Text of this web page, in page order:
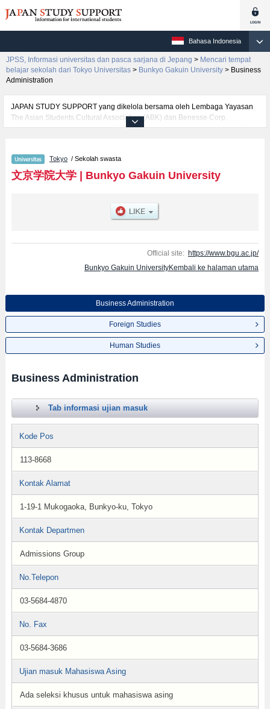
Bahasa Indonesia
JPSS, Informasi universitas dan pasca sarjana di Jepang > Mencari tempat
belajar sekolah dari Tokyo Universitas > Bunkyo Gakuin University > Business
Administration
JAPAN STUDY SUPPORT yang dikelola bersama oleh Lembaga Yayasan
The Asian Students Cultural Association (ABK) dan Benesse Corp.
menyediakan informasi sekitar 1300 universitas, pascasarjana, universitas
informasi per fakultas seperti Fakultas Business AdministrationatauFakultas
Foreign StudiesatauFakultas Human Studies, serta berbagai informasi yang
berguna bagi mahasiswa(i) mancanegara seperti kuota untuk jumlah
informasi mengenai ujian masuk, prasarana kampus, akses jalan, dan
lainnya. Silakan memanfaatkannya.
Tokyo / Sekolah swasta
文京学院大学| Bunkyo Gakuin University
Official site: https://www.bgu.ac.jp/
Bunkyo Gakuin UniversityKembali ke halaman utama
Business Administration
Foreign Studies
Human Studies
Business Administration
Tab informasi ujian masuk
Kode Pos
113-8668
Kontak Alamat
1-19-1 Mukogaoka, Bunkyo-ku, Tokyo
Kontak Departmen
Admissions Group
No.Telepon
03-5684-4870
No. Fax
03-5684-3686
Ujian masuk Mahasiswa Asing
Ada seleksi khusus untuk mahasiswa asing